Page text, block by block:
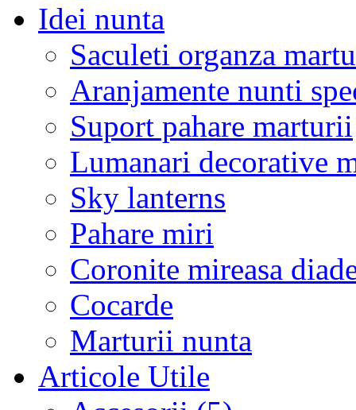
Idei nunta
Saculeti organza
Aranjamente nunti
Suport pahare marturii
Lumanari decorative
Sky lanterns
Pahare miri
Coronite mireasa
Cocarde
Marturii nunta
Articole Utile